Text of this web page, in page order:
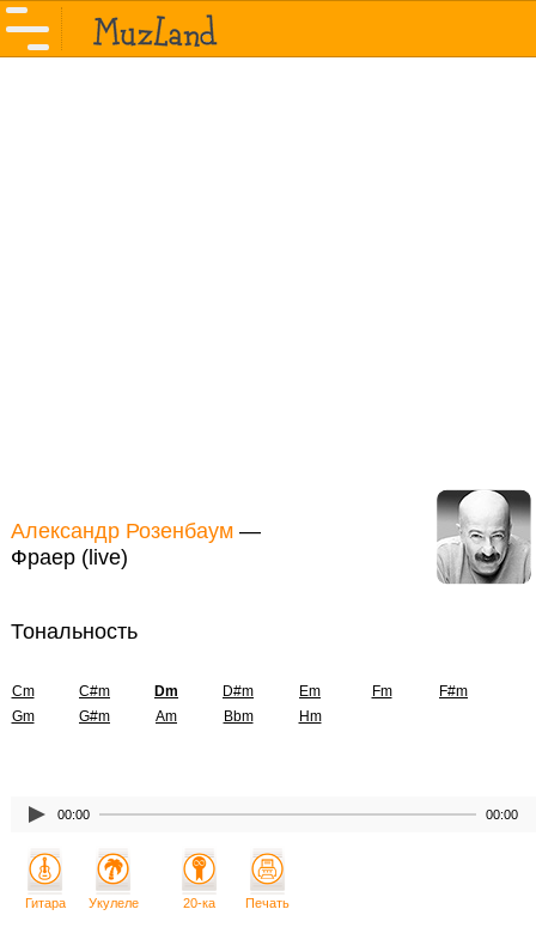
Александр Розенбаум —
Фраер (live)
Тональность
Cm C#m Dm D#m Em Fm
F#m
Gm
G#m Am Bbm Hm
00:00 00:00
Гитара Укулеле 20-ка Печать